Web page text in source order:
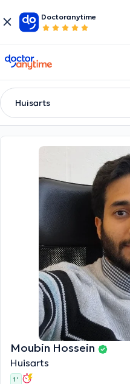
Doctoranytime
doctoranytime
Huisarts
Moubin Hossein
Huisarts
1 '